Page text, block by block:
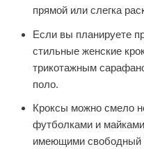
прямой или слегка
Если вы планируете
стильные женские
трикотажным
поло.
Кроксы можно смело
футболками и
имеющими свободный